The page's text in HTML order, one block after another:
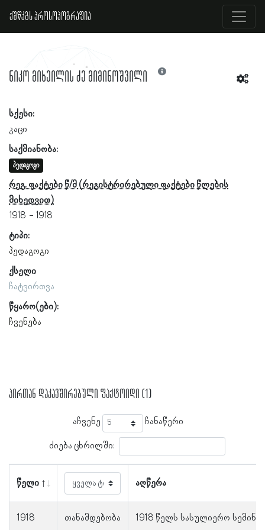
ქშწკგს პროსოპოგრაფია
ნიკო მიხეილის ძე მიმინოშვილი
სქესი:
კაცი
საქმიანობა:
პედაგოგი
რეგ. ფაქტები წ/მ
1918
1918
ტიპი:
პედაგოგი
ქსელი
ჩატვირთვა
წყარო(ები):
ჩვენება
პირთან დაკავშირებული ფაქტოიდი (1)
აჩვენე ჩანაწერი
ძიება ცხრილში:
წელი აღწერა
1918 თანამდებობა 1918 წელს სასულიერო